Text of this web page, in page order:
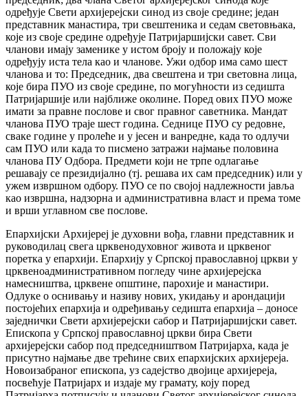
одређује Свети архијерејски синод из своје средине; један
представник манастира, три свештеника и седам световњака,
које из своје средине одређује Патријаршијски савет. Сви
чланови имају заменике у истом броју и положају које
одређују иста тела као и чланове. Ужи одбор има само шест
чланова и то: Председник, два свештена и три световна лица,
које бира ПУО из своје средине, по могућности из седишта
Патријаршије или најближе околине. Поред ових ПУО може
имати за правне послове и свог правног саветника. Мандат
чланова ПУО траје шест година. Седнице ПУО су редовне,
сваке године у пролеће и у јесен и ванредне, када то одлучи
сам ПУО или када то писмено затражи најмање половина
чланова ПУ Одбора. Предмети који не трпе одлагање
решавају се президијално (тј. решава их сам председник) или у
ужем извршном одбору. ПУО се по својој надлежности јавља
као извршна, надзорна и административна власт и према томе
и врши углавном све послове.
Епархијски Архијереј је духовни вођа, главни представник и
руководилац свега црквенодуховног живота и црквеног
поретка у епархији. Епархију у Српској православној цркви у
црквеноадминистративном погледу чине архијерејска
намесништва, црквене општине, парохије и манастири.
Одлуке о оснивању и називу нових, укидању и арондацији
постојећих епархија и одређивању седишта епархија – доносе
заједнички Свети архијерејски сабор и Патријаршијски савет.
Епископа у Српској православној цркви бира Свети
архијерејски сабор под председништвом Патријарха, када је
присутно најмање две трећине свих епархијских архијереја.
Новоизабраног епископа, уз садејство двојице архијереја,
посвећује Патријарх и издаје му грамату, коју поред